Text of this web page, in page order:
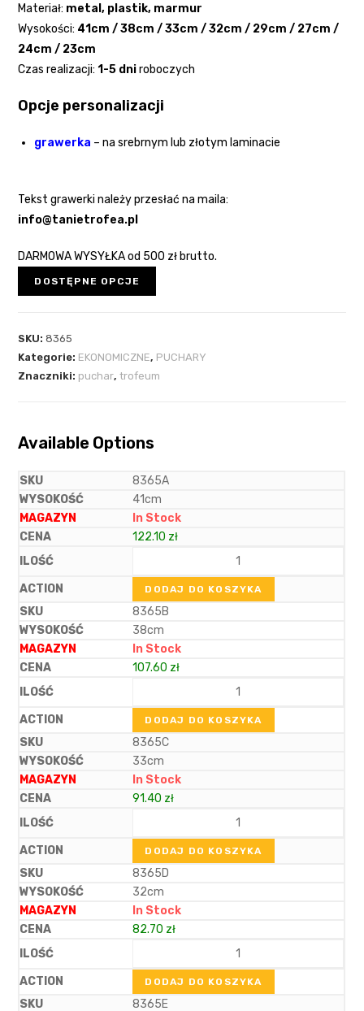
Materiał: metal, plastik, marmur
Wysokości: 41cm / 38cm / 33cm / 32cm / 29cm / 27cm /
24cm / 23cm
Czas realizacji:1-5 dniroboczych
Opcje personalizacji
grawerka – na srebrnym lub złotym laminacie
Tekst grawerki należy przesłać na maila:
info@tanietrofea.pl
DARMOWA WYSYŁKA od 500 zł brutto.
DOSTĘPNE OPCJE
SKU:8365
Kategorie: EKONOMICZNE, PUCHARY
Znaczniki: puchar,trofeum
Available Options
8365A
41cm
In Stock
122.10 zł
DODAJ DO KOSZYKA
8365B
38cm
In Stock
107.60 zł
DODAJ DO KOSZYKA
8365C
33cm
In Stock
91.40 zł
DODAJ DO KOSZYKA
8365D
32cm
In Stock
82.70 zł
DODAJ DO KOSZYKA
8365E